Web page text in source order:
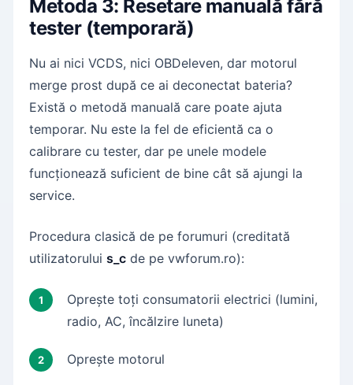
Metoda 3: Resetare manuală fără
tester (temporară)
Nu ai nici VCDS, nici OBDeleven, dar motorul
merge prost după ce ai deconectat bateria?
Există o metodă manuală care poate ajuta
temporar. Nu este la fel de eficientă ca o
calibrare cu tester, dar pe unele modele
funcționează suficient de bine cât să ajungi la
service.
Procedura clasică de pe forumuri (creditată
utilizatorului s_c de pe vwforum.ro):
Oprește toți consumatorii electrici (lumini,
radio, AC, încălzire luneta)
Oprește motorul